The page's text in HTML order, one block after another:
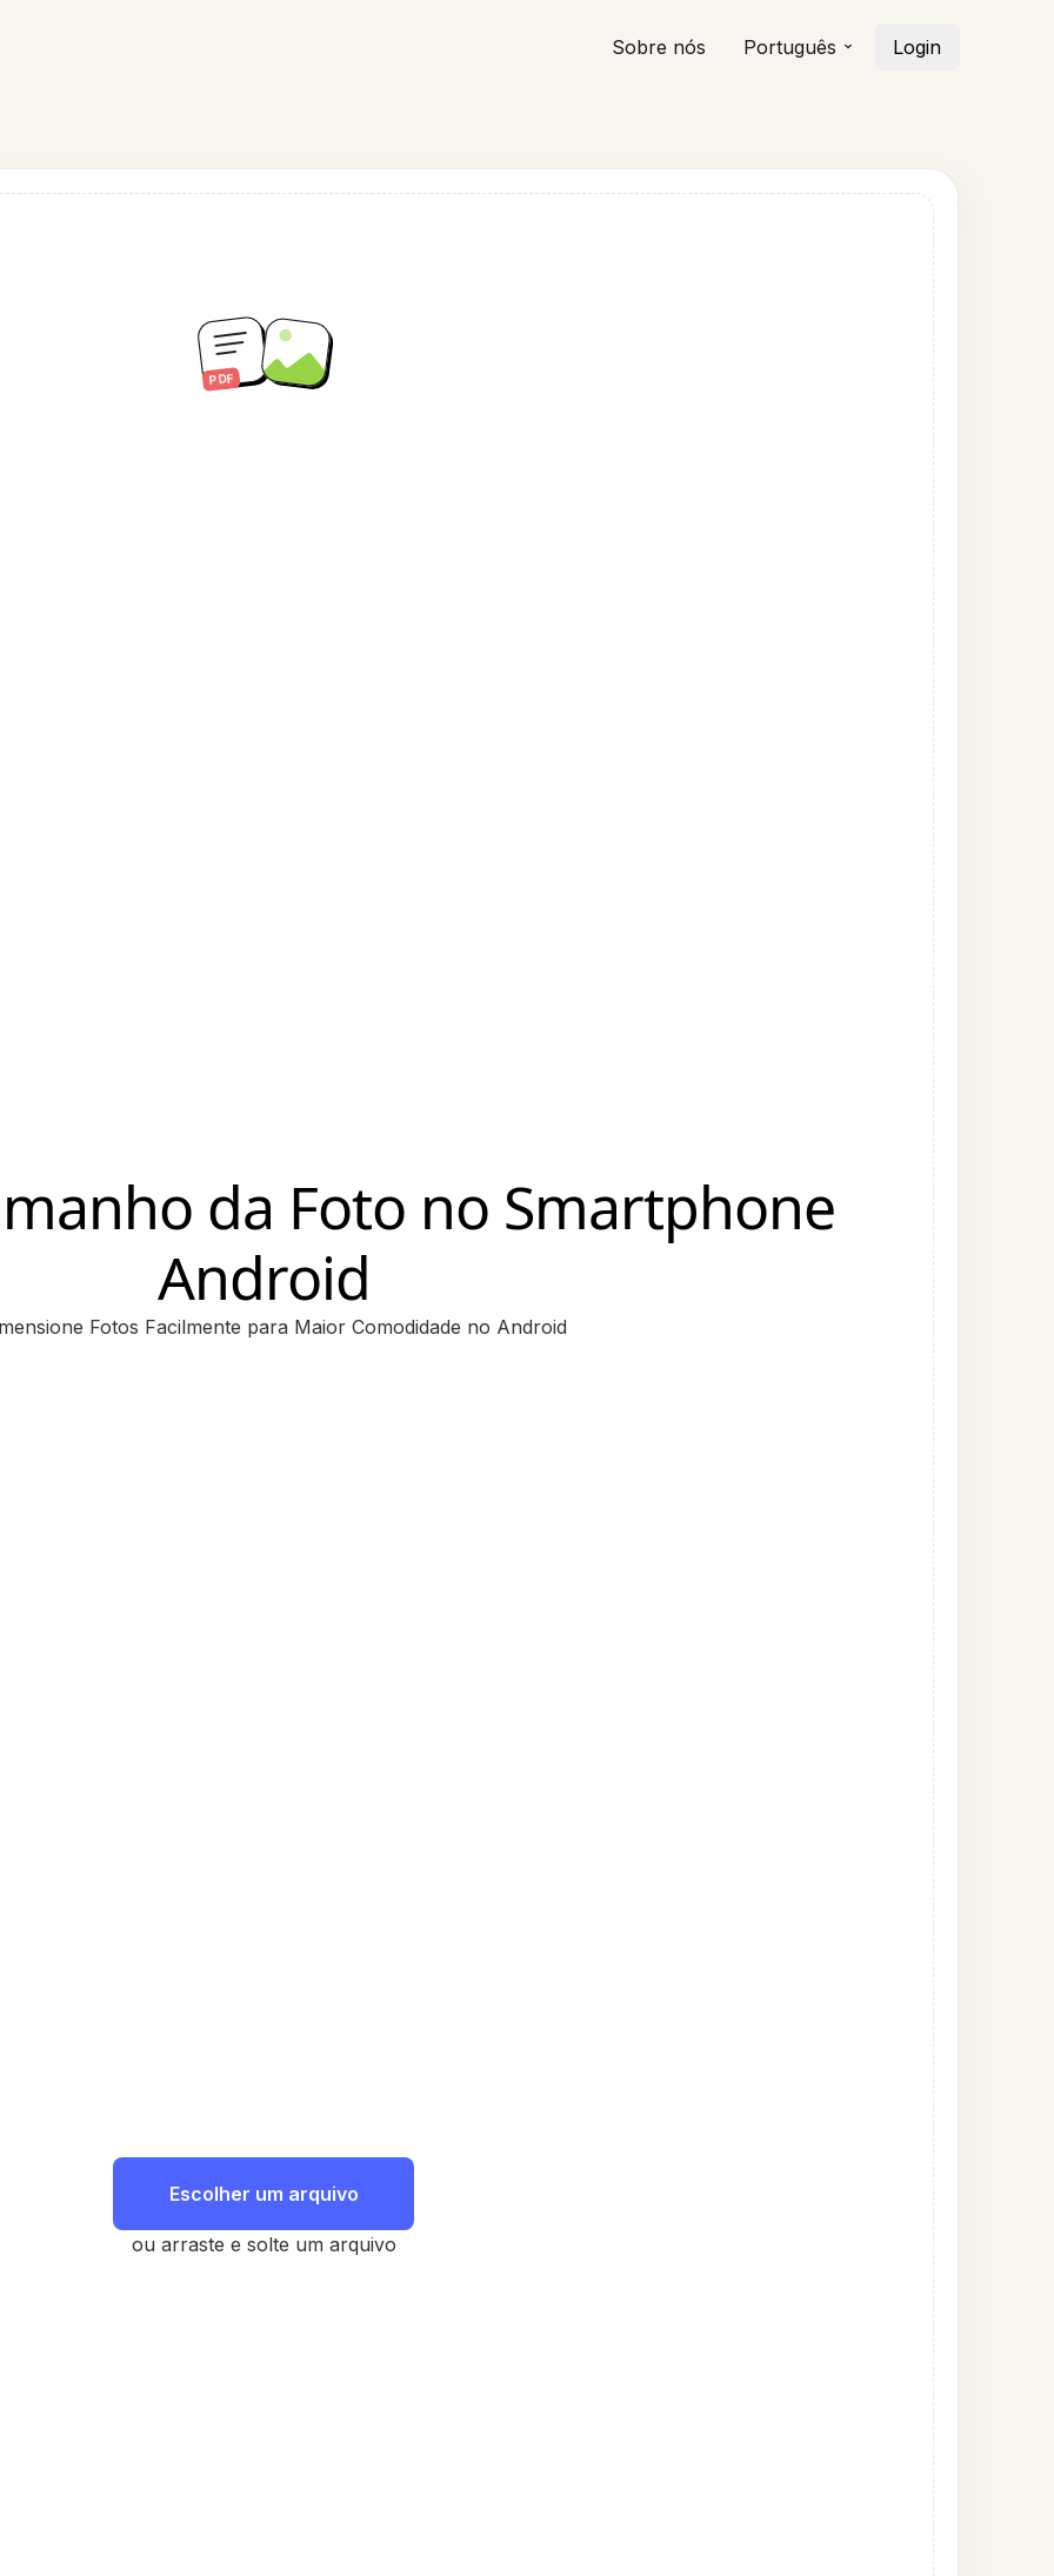
Sobre nós Português Login
da Foto no Smartphone
Android
Fotos Facilmente para Maior Comodidade no Android
Escolher um arquivo
ou arraste e solte um arquivo